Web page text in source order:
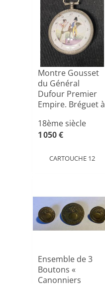
Montre Gousset
du Général
Dufour Premier
Empire. Bréguet à
18ème siècle
1 050 €
CARTOUCHE 12
Ensemble de 3
Boutons «
Canonniers